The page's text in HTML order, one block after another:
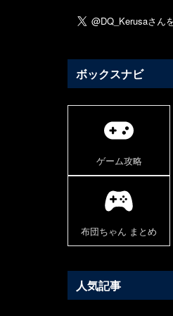
ボックスナビ
ゲーム攻略
布団ちゃん まとめ
人気記事